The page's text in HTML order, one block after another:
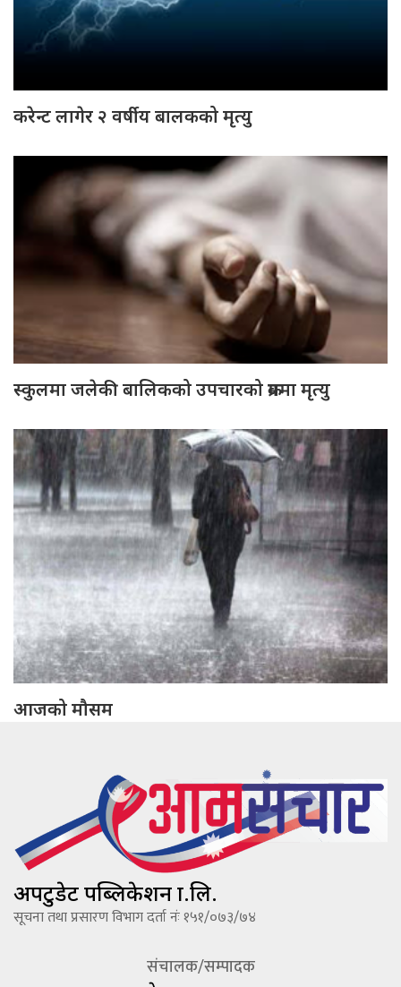
करेन्ट लागेर २ वर्षीय बालकको मृत्यु
स्कुलमा जलेकी बालिकको उपचारको क्रममा मृत्यु
आजको मौसम
अपटुडेट पब्लिकेशन प्रा.लि.
सूचना तथा प्रसारण विभाग दर्ता नंः १५१/०७३/७४
संचालक/सम्पादक